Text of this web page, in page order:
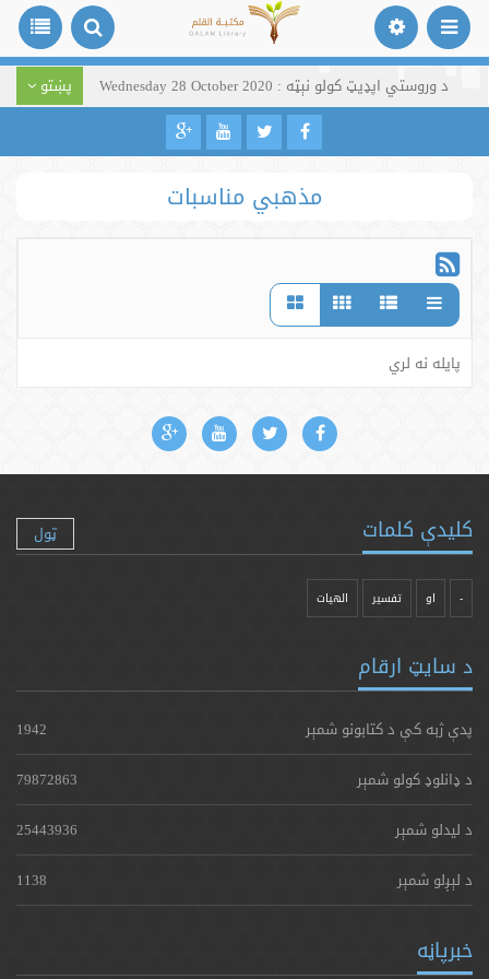
د وروستي اپډیټ کولو نېټه : Wednesday 28 October 2020 پښتو
مذهبي مناسبات
پایله نه لري
کلیدې کلمات ټول
- او تفسیر الهیات
د سایټ ارقام
پدې ژبه کې د کتابونو شمېر
1942
د ډانلوډ کولو شمېر
79872863
د لیدلو شمېر
25443936
د لېږلو شمېر
1138
خبرپاڼه